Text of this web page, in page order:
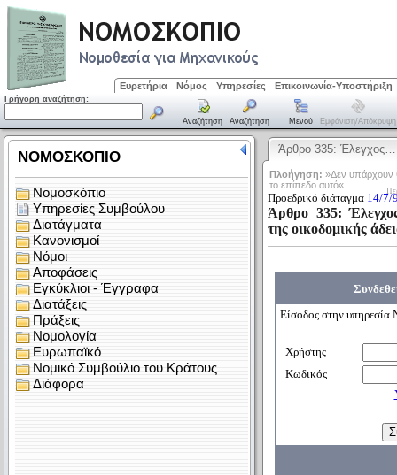
Ευρετήρια Νόμος Υπηρεσίες Επικοινωνία-Υποστήριξη
Γρήγορη αναζήτηση:
Αναζήτηση Αναζήτηση Μενού Εμφάνιση/απόκρυψη
Άρθρο 335: Έλεγχος…